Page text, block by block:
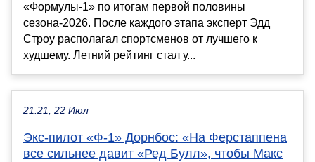
«Формулы-1» по итогам первой половины
сезона-2026. После каждого этапа эксперт Эдд
Строу располагал спортсменов от лучшего к
худшему. Летний рейтинг стал у...
21:21, 22 Июл
Экс-пилот «Ф-1» Дорнбос: «На Ферстаппена
все сильнее давит «Ред Булл», чтобы Макс